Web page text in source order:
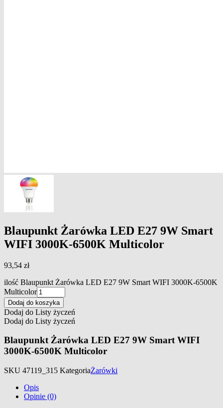
Blaupunkt Żarówka LED E27 9W Smart
WIFI 3000K-6500K Multicolor
93,54 zł
ilość Blaupunkt Żarówka LED E27 9W Smart WIFI 3000K-6500K
Multicolor
Dodaj do koszyka
Dodaj do Listy życzeń
Dodaj do Listy życzeń
Blaupunkt Żarówka LED E27 9W Smart WIFI
3000K-6500K Multicolor
SKU 47119_315 KategoriaŻarówki
Opis
Opinie (0)